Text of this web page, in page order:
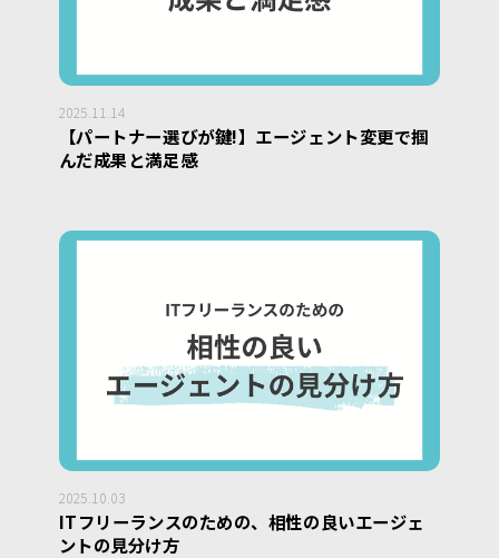
2025.11.14
【パートナー選びが鍵!】エージェント変更で掴
んだ成果と満足感
2025.10.03
ITフリーランスのための、相性の良いエージェ
ントの見分け方